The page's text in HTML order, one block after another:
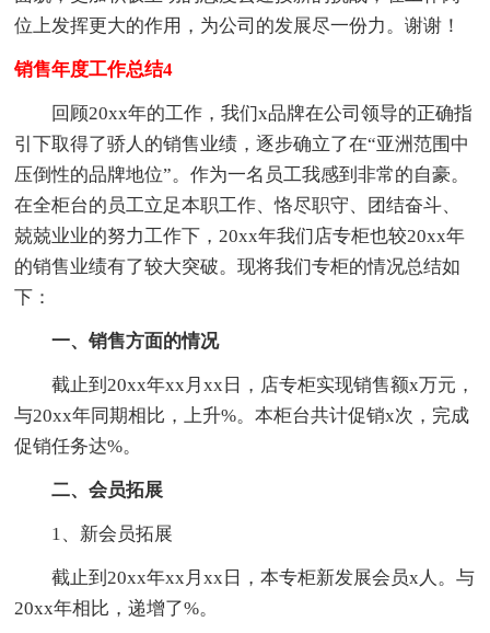
位上发挥更大的作用，为公司的发展尽一份力。谢谢！
销售年度工作总结4
回顾20xx年的工作，我们x品牌在公司领导的正确指
引下取得了骄人的销售业绩，逐步确立了在“亚洲范围中
压倒性的品牌地位”。作为一名员工我感到非常的自豪。
在全柜台的员工立足本职工作、恪尽职守、团结奋斗、
兢兢业业的努力工作下，20xx年我们店专柜也较20xx年
的销售业绩有了较大突破。现将我们专柜的情况总结如
下：
一、销售方面的情况
截止到20xx年xx月xx日，店专柜实现销售额x万元，
与20xx年同期相比，上升%。本柜台共计促销x次，完成
促销任务达%。
二、会员拓展
1、新会员拓展
截止到20xx年xx月xx日，本专柜新发展会员x人。与
20xx年相比，递增了%。